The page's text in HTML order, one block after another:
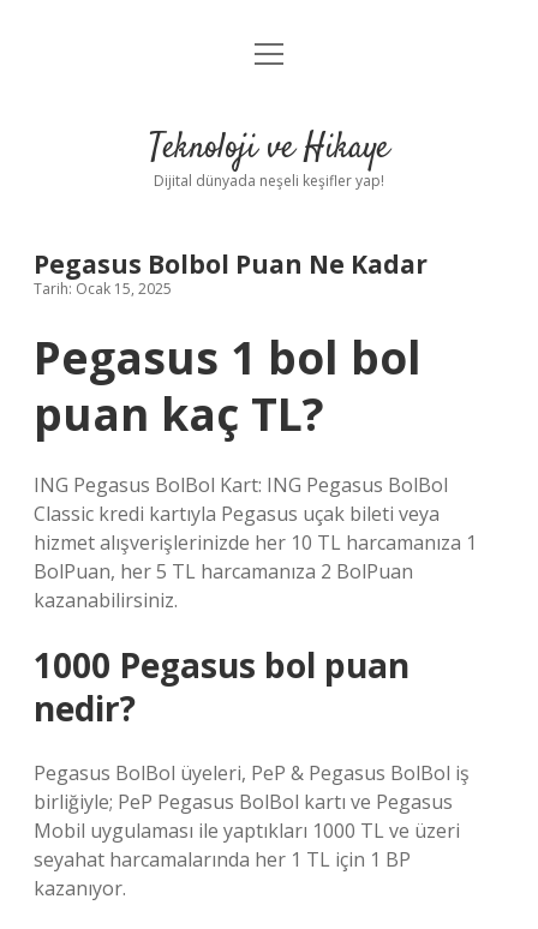
Anasayfa
Yasal Uyarı
menüyü
Teknoloji ve Hikaye
Dijital dünyada neşeli keşifler yap!
Pegasus Bolbol Puan Ne Kadar
Tarih: Ocak 15, 2025
Pegasus 1 bol bol
puan kaç TL?
ING Pegasus BolBol Kart: ING Pegasus BolBol
Classic kredi kartıyla Pegasus uçak bileti veya
hizmet alışverişlerinizde her 10 TL harcamanıza 1
BolPuan, her 5 TL harcamanıza 2 BolPuan
kazanabilirsiniz.
1000 Pegasus bol puan
nedir?
Pegasus BolBol üyeleri, PeP & Pegasus BolBol iş
birliğiyle; PeP Pegasus BolBol kartı ve Pegasus
Mobil uygulaması ile yaptıkları 1000 TL ve üzeri
seyahat harcamalarında her 1 TL için 1 BP
kazanıyor.